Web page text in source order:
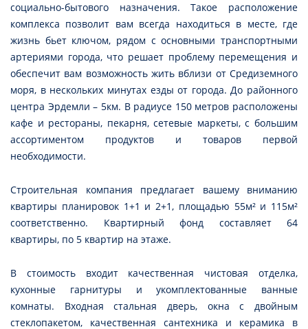
социально-бытового назначения. Такое расположение
комплекса позволит вам всегда находиться в месте, где
жизнь бьет ключом, рядом с основными транспортными
артериями города, что решает проблему перемещения и
обеспечит вам возможность жить вблизи от Средиземного
моря, в нескольких минутах езды от города. До районного
центра Эрдемли – 5км. В радиусе 150 метров расположены
кафе и рестораны, пекарня, сетевые маркеты, с большим
ассортиментом продуктов и товаров первой
необходимости.
Строительная компания предлагает вашему вниманию
квартиры планировок 1+1 и 2+1, площадью 55м² и 115м²
соответственно. Квартирный фонд составляет 64
квартиры, по 5 квартир на этаже.
В стоимость входит качественная чистовая отделка,
кухонные гарнитуры и укомплектованные ванные
комнаты. Входная стальная дверь, окна с двойным
стеклопакетом, качественная сантехника и керамика в